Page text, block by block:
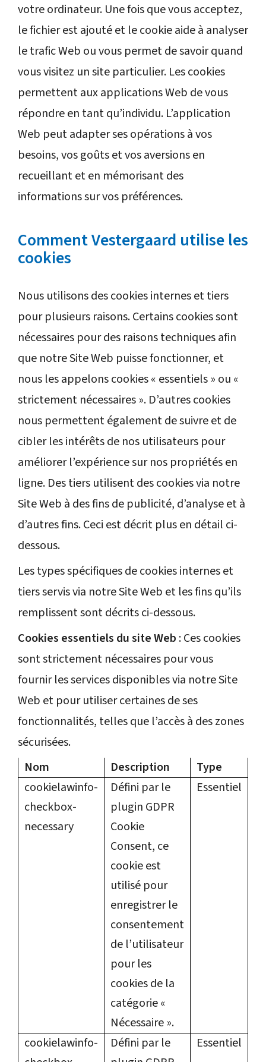
votre ordinateur. Une fois que vous acceptez,
le fichier est ajouté et le cookie aide à analyser
le trafic Web ou vous permet de savoir quand
vous visitez un site particulier. Les cookies
permettent aux applications Web de vous
répondre en tant qu’individu. L’application
Web peut adapter ses opérations à vos
besoins, vos goûts et vos aversions en
recueillant et en mémorisant des
informations sur vos préférences.
Comment Vestergaard utilise les
cookies
Nous utilisons des cookies internes et tiers
pour plusieurs raisons. Certains cookies sont
nécessaires pour des raisons techniques afin
que notre Site Web puisse fonctionner, et
nous les appelons cookies « essentiels » ou «
strictement nécessaires ». D’autres cookies
nous permettent également de suivre et de
cibler les intérêts de nos utilisateurs pour
améliorer l’expérience sur nos propriétés en
ligne. Des tiers utilisent des cookies via notre
Site Web à des fins de publicité, d’analyse et à
d’autres fins. Ceci est décrit plus en détail ci-
dessous.
Les types spécifiques de cookies internes et
tiers servis via notre Site Web et les fins qu’ils
remplissent sont décrits ci-dessous.
Cookies essentiels du site Web : Ces cookies
sont strictement nécessaires pour vous
fournir les services disponibles via notre Site
Web et pour utiliser certaines de ses
fonctionnalités, telles que l’accès à des zones
sécurisées.
Nom
Description
Type
cookielawinfo-
checkbox-
necessary
Défini par le
plugin GDPR
Cookie
Consent, ce
cookie est
utilisé pour
enregistrer le
consentement
de l’utilisateur
pour les
cookies de la
catégorie «
Nécessaire ».
Essentiel
cookielawinfo-
Défini par le
Essentiel